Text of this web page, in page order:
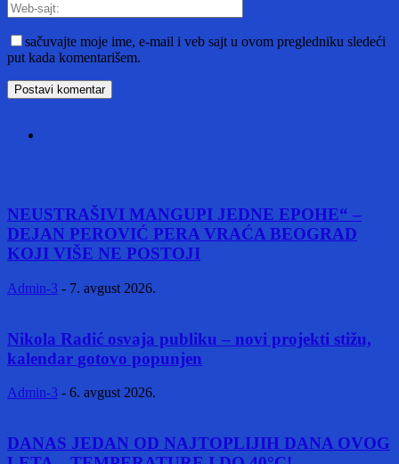
sačuvajte moje ime, e-mail i veb sajt u ovom pregledniku sledeći
put kada komentarišem.
NEUSTRAŠIVI MANGUPI JEDNE EPOHE“ –
DEJAN PEROVIĆ PERA VRAĆA BEOGRAD
KOJI VIŠE NE POSTOJI
Admin-3 - 7. avgust 2026.
Nikola Radić osvaja publiku – novi projekti stižu,
kalendar gotovo popunjen
Admin-3 - 6. avgust 2026.
DANAS JEDAN OD NAJTOPLIJIH DANA OVOG